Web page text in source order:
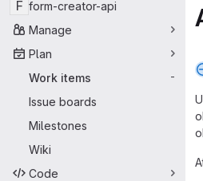
F form-creator-api
Manage
Plan
Work items
-
Issue boards
Milestones
Wiki
Code